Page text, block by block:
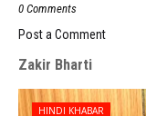
0 Comments
Post a Comment
Zakir Bharti
HINDI KHABAR